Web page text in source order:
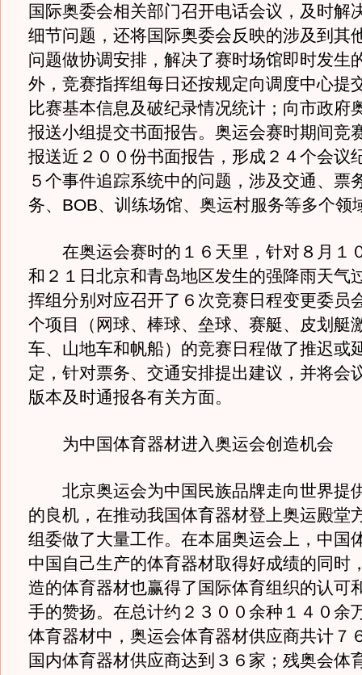
国际奥委会相关部门召开电话会议，及时解
细节问题，还将国际奥委会反映的涉及到其
问题做协调安排，解决了赛时场馆即时发生
外，竞赛指挥组每日还按规定向调度中心提
比赛基本信息及破纪录情况统计；向市政府
报送小组提交书面报告。奥运会赛时期间竞
报送近２００份书面报告，形成２４个会议
５个事件追踪系统中的问题，涉及交通、票
务、BOB、训练场馆、奥运村服务等多个领
在奥运会赛时的１６天里，针对８月１
和２１日北京和青岛地区发生的强降雨天气
挥组分别对应召开了６次竞赛日程变更委员
个项目（网球、棒球、垒球、赛艇、皮划艇
车、山地车和帆船）的竞赛日程做了推迟或
定，针对票务、交通安排提出建议，并将会
版本及时通报各有关方面。
为中国体育器材进入奥运会创造机会
北京奥运会为中国民族品牌走向世界提
的良机，在推动我国体育器材登上奥运殿堂
组委做了大量工作。在本届奥运会上，中国
中国自己生产的体育器材取得好成绩的同时
造的体育器材也赢得了国际体育组织的认可
手的赞扬。在总计约２３００余种１４０余
体育器材中，奥运会体育器材供应商共计７
国内体育器材供应商达到３６家；残奥会体